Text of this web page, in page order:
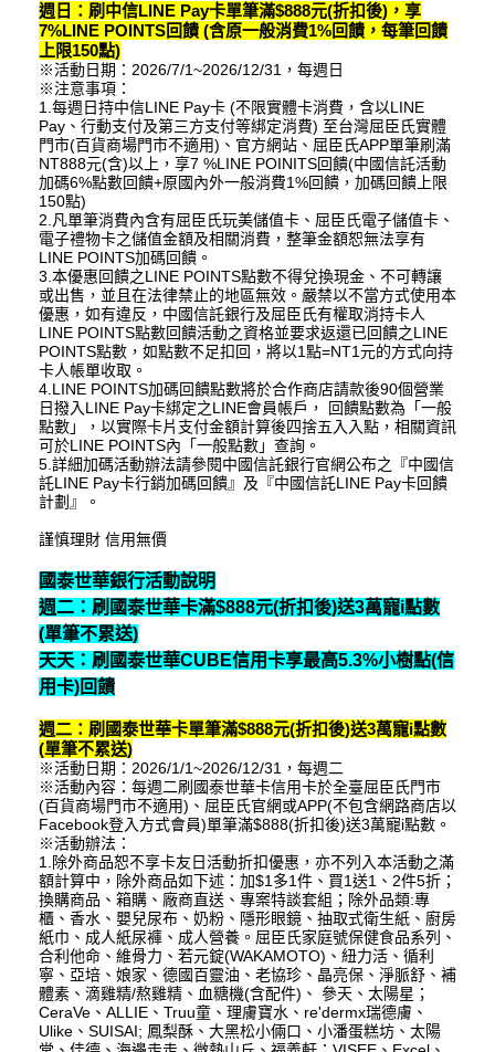
週日：刷中信LINE Pay卡單筆滿$888元(折扣後)，享
7%LINE POINTS回饋 (含原一般消費1%回饋，每筆回饋
上限150點)
※活動日期：2026/7/1~2026/12/31，每週日
※注意事項：
1.每週日持中信LINE Pay卡 (不限實體卡消費，含以LINE
Pay、行動支付及第三方支付等綁定消費) 至台灣屈臣氏實體
門市(百貨商場門市不適用)、官方網站、屈臣氏APP單筆刷滿
NT888元(含)以上，享7 %LINE POINITS回饋(中國信託活動
加碼6%點數回饋+原國內外一般消費1%回饋，加碼回饋上限
150點)
2.凡單筆消費內含有屈臣氏玩美儲值卡、屈臣氏電子儲值卡、
電子禮物卡之儲值金額及相關消費，整筆金額恕無法享有
LINE POINTS加碼回饋。
3.本優惠回饋之LINE POINTS點數不得兌換現金、不可轉讓
或出售，並且在法律禁止的地區無效。嚴禁以不當方式使用本
優惠，如有違反，中國信託銀行及屈臣氏有權取消持卡人
LINE POINTS點數回饋活動之資格並要求返還已回饋之LINE
POINTS點數，如點數不足扣回，將以1點=NT1元的方式向持
卡人帳單收取。
4.LINE POINTS加碼回饋點數將於合作商店請款後90個營業
日撥入LINE Pay卡綁定之LINE會員帳戶， 回饋點數為「一般
點數」，以實際卡片支付金額計算後四捨五入入點，相關資訊
可於LINE POINTS內「一般點數」查詢。
5.詳細加碼活動辦法請參閱中國信託銀行官網公布之『中國信
託LINE Pay卡行銷加碼回饋』及『中國信託LINE Pay卡回饋
計劃』。
謹慎理財 信用無價
國泰世華銀行活動說明
週二：刷國泰世華卡滿$888元(折扣後)送3萬寵i點數
(單筆不累送)
天天：刷國泰世華CUBE信用卡享最高5.3%小樹點(信
用卡)回饋
週二：刷國泰世華卡單筆滿$888元(折扣後)送3萬寵i點數
(單筆不累送)
※活動日期：2026/1/1~2026/12/31，每週二
※活動內容： 每週二刷國泰世華卡信用卡於全臺屈臣氏門市
(百貨商場門市不適用)、屈臣氏官網或APP(不包含網路商店以
Facebook登入方式會員)單筆滿$888(折扣後)送3萬寵i點數。
※活動辦法：
1.除外商品恕不享卡友日活動折扣優惠，亦不列入本活動之滿
額計算中，除外商品如下述：加$1多1件、買1送1、2件5折；
換購商品、箱購、廠商直送、專案特談套組；除外品類:專
櫃、香水、嬰兒尿布、奶粉、隱形眼鏡、抽取式衛生紙、廚房
紙巾、成人紙尿褲、成人營養。屈臣氏家庭號保健食品系列、
合利他命、維骨力、若元錠(WAKAMOTO)、紐力活、循利
寧、亞培、娘家、德國百靈油、老協珍、晶亮保、淨脈舒、補
體素、滴雞精/熬雞精、血糖機(含配件)、 參天、太陽星；
CeraVe、ALLIE、Truu童、理膚寶水、re'dermx瑞德膚、
Ulike、SUISAI; 鳳梨酥、大黑松小倆口、小潘蛋糕坊、太陽